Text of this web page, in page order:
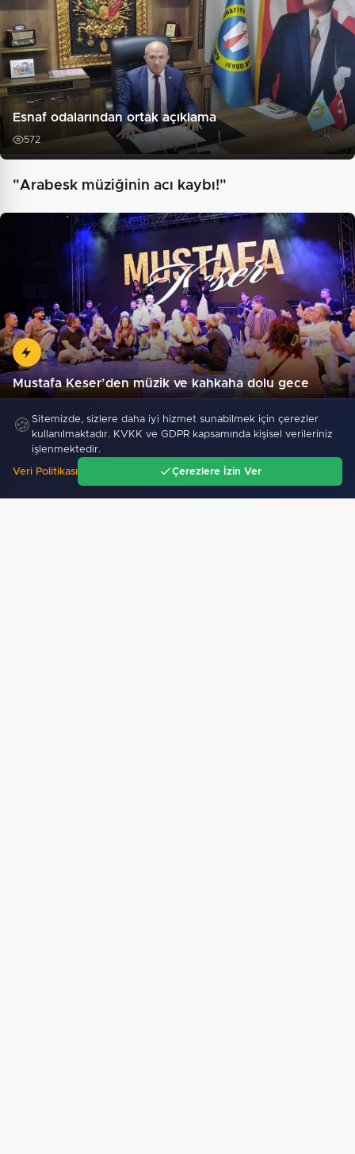
Esnaf odalarından ortak açıklama
572
"Arabesk müziğinin acı kaybı!"
Mustafa Keser’den müzik ve kahkaha dolu gece
🍪 Sitemizde, sizlere daha iyi hizmet sunabilmek için çerezler
kullanılmaktadır. KVKK ve GDPR kapsamında kişisel verileriniz
işlenmektedir.
Veri Politikası Çerezlere İzin Ver
Gündem Ara Menü